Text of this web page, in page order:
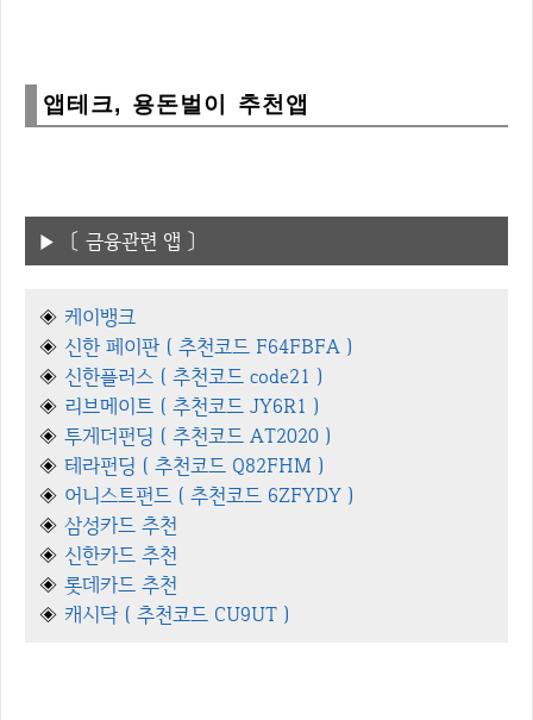
앱테크, 용돈벌이 추천앱
〔 금융관련 앱 〕
◈ 케이뱅크
◈ 신한 페이판 ( 추천코드 F64FBFA )
◈ 신한플러스 ( 추천코드 code21 )
◈ 리브메이트 ( 추천코드 JY6R1 )
◈ 투게더펀딩 ( 추천코드 AT2020 )
◈ 테라펀딩 ( 추천코드 Q82FHM )
◈ 어니스트펀드 ( 추천코드 6ZFYDY )
◈ 삼성카드 추천
◈ 신한카드 추천
◈ 롯데카드 추천
◈ 캐시닥 ( 추천코드 CU9UT )